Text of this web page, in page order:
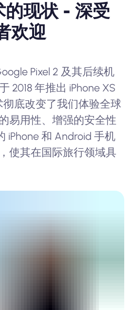
现状 - 深受
欢迎
Pixel 2 及其后续机
2018 年推出 iPhone XS
彻底改变了我们体验全球
易用性、增强的安全性
iPhone 和 Android 手机
使其在国际旅行领域具